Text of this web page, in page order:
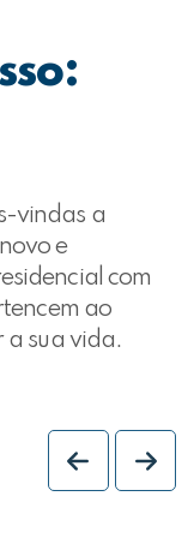
vindas a
e
com
ao
a sua vida.